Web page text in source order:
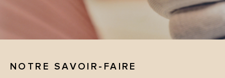
NOTRE SAVOIR-FAIRE